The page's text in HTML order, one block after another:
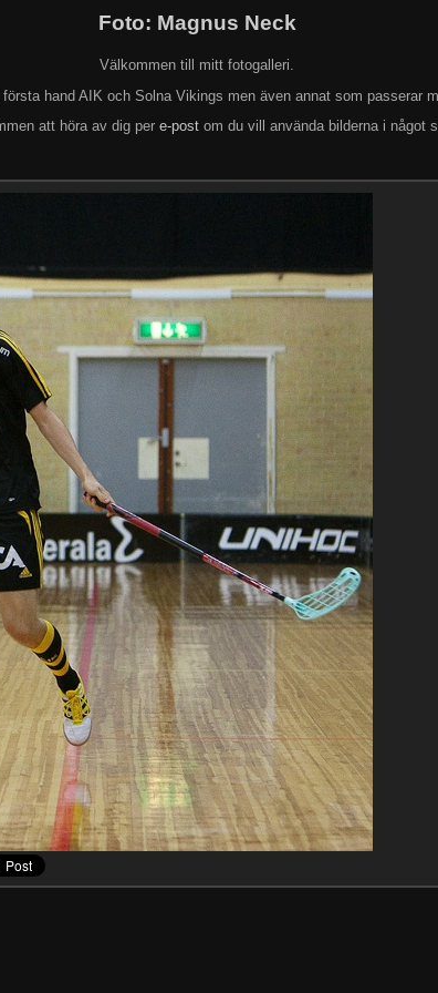
Foto: Magnus Neck
Välkommen till mitt fotogalleri.
hand AIK och Solna Vikings men även annat som passerar
att höra av dig per e-post om du vill använda bilderna i något